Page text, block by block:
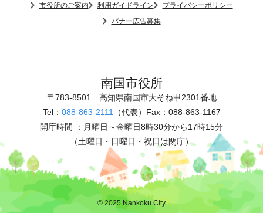
市役所のご案内 利用ガイドライン
プライバシーポリシー
バナー広告募集
南国市役所
〒783-8501 高知県南国市大そね甲2301番地
Tel： 088-863-2111 （代表） Fax：088-863-1167
開庁時間 ： 月曜日～金曜日8時30分から17時15分
（土曜日・日曜日・祝日は閉庁）
© 2025 Nankoku City